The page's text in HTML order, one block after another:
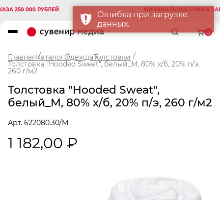
000 РУБЛЕЙ МИНИМАЛЬНАЯ СУММА
0
ГлавнаяКаталогОдеждаТолстовки
Толстовка "Hooded Sweat", белый_M, 80% х/б, 20% п/э,
260 г/м2
Толстовка "Hooded Sweat",
белый_M, 80% х/б, 20% п/э, 260 г/м2
Арт. 622080.30/M
1 182,00 ₽
Ошибка при загрузке
данных.